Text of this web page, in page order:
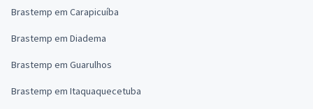
Brastemp em Carapicuíba
Brastemp em Diadema
Brastemp em Guarulhos
Brastemp em Itaquaquecetuba